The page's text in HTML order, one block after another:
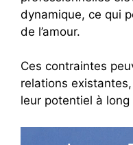
dynamique, ce qui
de l’amour.
Ces contraintes
relations
leur potentiel à long